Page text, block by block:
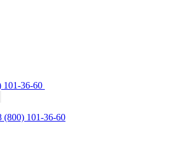
101-36-60
(800) 101-36-60